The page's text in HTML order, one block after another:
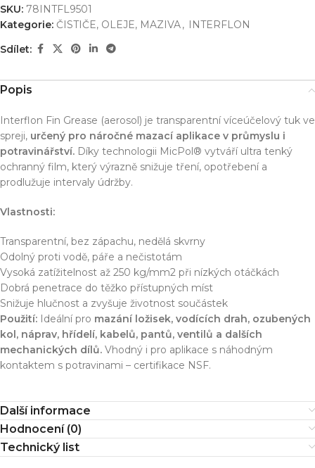
SKU: 78INTFL9501
Kategorie: ČISTIČE, OLEJE, MAZIVA, INTERFLON
Sdílet:
Popis
Interflon Fin Grease (aerosol) je transparentní víceúčelový tuk ve
spreji, určený pro náročné mazací aplikace v průmyslu i
potravinářství. Díky technologii MicPol® vytváří ultra tenký
ochranný film, který výrazně snižuje tření, opotřebení a
prodlužuje intervaly údržby.
Vlastnosti:
Transparentní, bez zápachu, nedělá skvrny
Odolný proti vodě, páře a nečistotám
Vysoká zatížitelnost až 250 kg/mm2 při nízkých otáčkách
Dobrá penetrace do těžko přístupných míst
Snižuje hlučnost a zvyšuje životnost součástek
Použití: Ideální pro mazání ložisek, vodících drah, ozubených
kol, náprav, hřídelí, kabelů, pantů, ventilů a dalších
mechanických dílů. Vhodný i pro aplikace s náhodným
kontaktem s potravinami – certifikace NSF.
Další informace
Hodnocení (0)
Technický list